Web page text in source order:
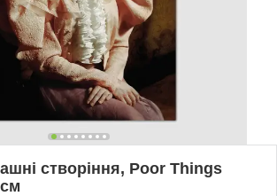
створіння, Poor Things